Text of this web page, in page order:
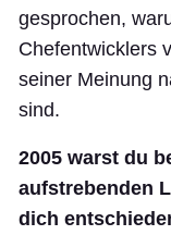
gesprochen,
Chefentwicklers
seiner Meinung
sind.
2005 warst du
aufstrebenden
dich